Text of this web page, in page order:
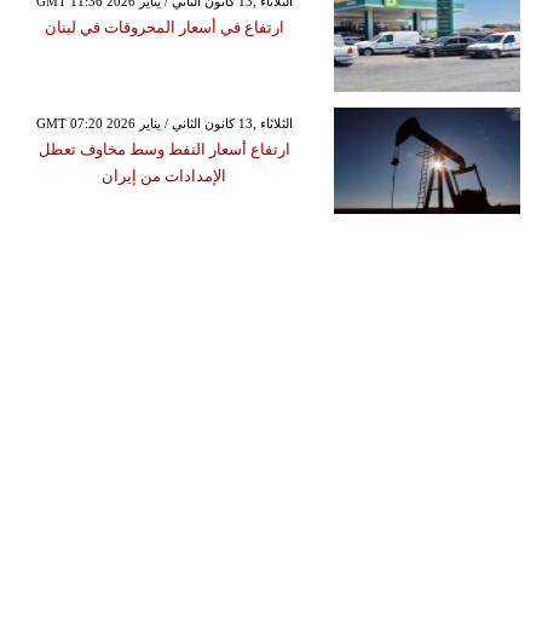
ارتفاع في أسعار المحروقات في لبنان
GMT 07:20 2026 الثلاثاء ,13 كانون الثاني / يناير
ارتفاع أسعار النفط وسط مخاوف تعطل
الإمدادات من إيران